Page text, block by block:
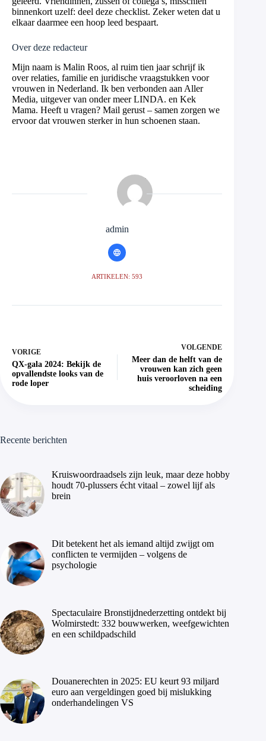
binnenkort uzelf: deel deze checklist. Zeker weten dat u
elkaar daarmee een hoop leed bespaart.
Over deze redacteur
Mijn naam is Malin Roos, al ruim tien jaar schrijf ik
over relaties, familie en juridische vraagstukken voor
vrouwen in Nederland. Ik ben verbonden aan Aller
Media, uitgever van onder meer LINDA. en Kek
Mama. Heeft u vragen? Mail gerust – samen zorgen we
ervoor dat vrouwen sterker in hun schoenen staan.
admin
ARTIKELEN: 593
VORIGE
QX-gala 2024: Bekijk de
opvallendste looks van de
rode loper
VOLGENDE
Meer dan de helft van de
vrouwen kan zich geen
huis veroorloven na een
scheiding
Recente berichten
Kruiswoordraadsels zijn leuk, maar deze hobby
houdt 70-plussers écht vitaal – zowel lijf als
brein
Dit betekent het als iemand altijd zwijgt om
conflicten te vermijden – volgens de
psychologie
Spectaculaire Bronstijdnederzetting ontdekt bij
Wolmirstedt: 332 bouwwerken, weefgewichten
en een schildpadschild
Douanerechten in 2025: EU keurt 93 miljard
euro aan vergeldingen goed bij mislukking
onderhandelingen VS